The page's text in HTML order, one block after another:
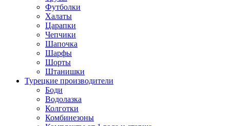
Футболки
Халаты
Царапки
Чепчики
Шапочка
Шарфы
Шорты
Штанишки
Турецкие производители
Боди
Водолазка
Колготки
Комбинезоны